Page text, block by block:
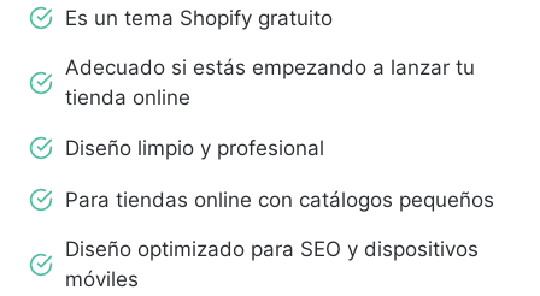
Es un tema Shopify gratuito
Adecuado si estás empezando a lanzar tu
tienda online
Diseño limpio y profesional
Para tiendas online con catálogos pequeños
Diseño optimizado para SEO y dispositivos
móviles